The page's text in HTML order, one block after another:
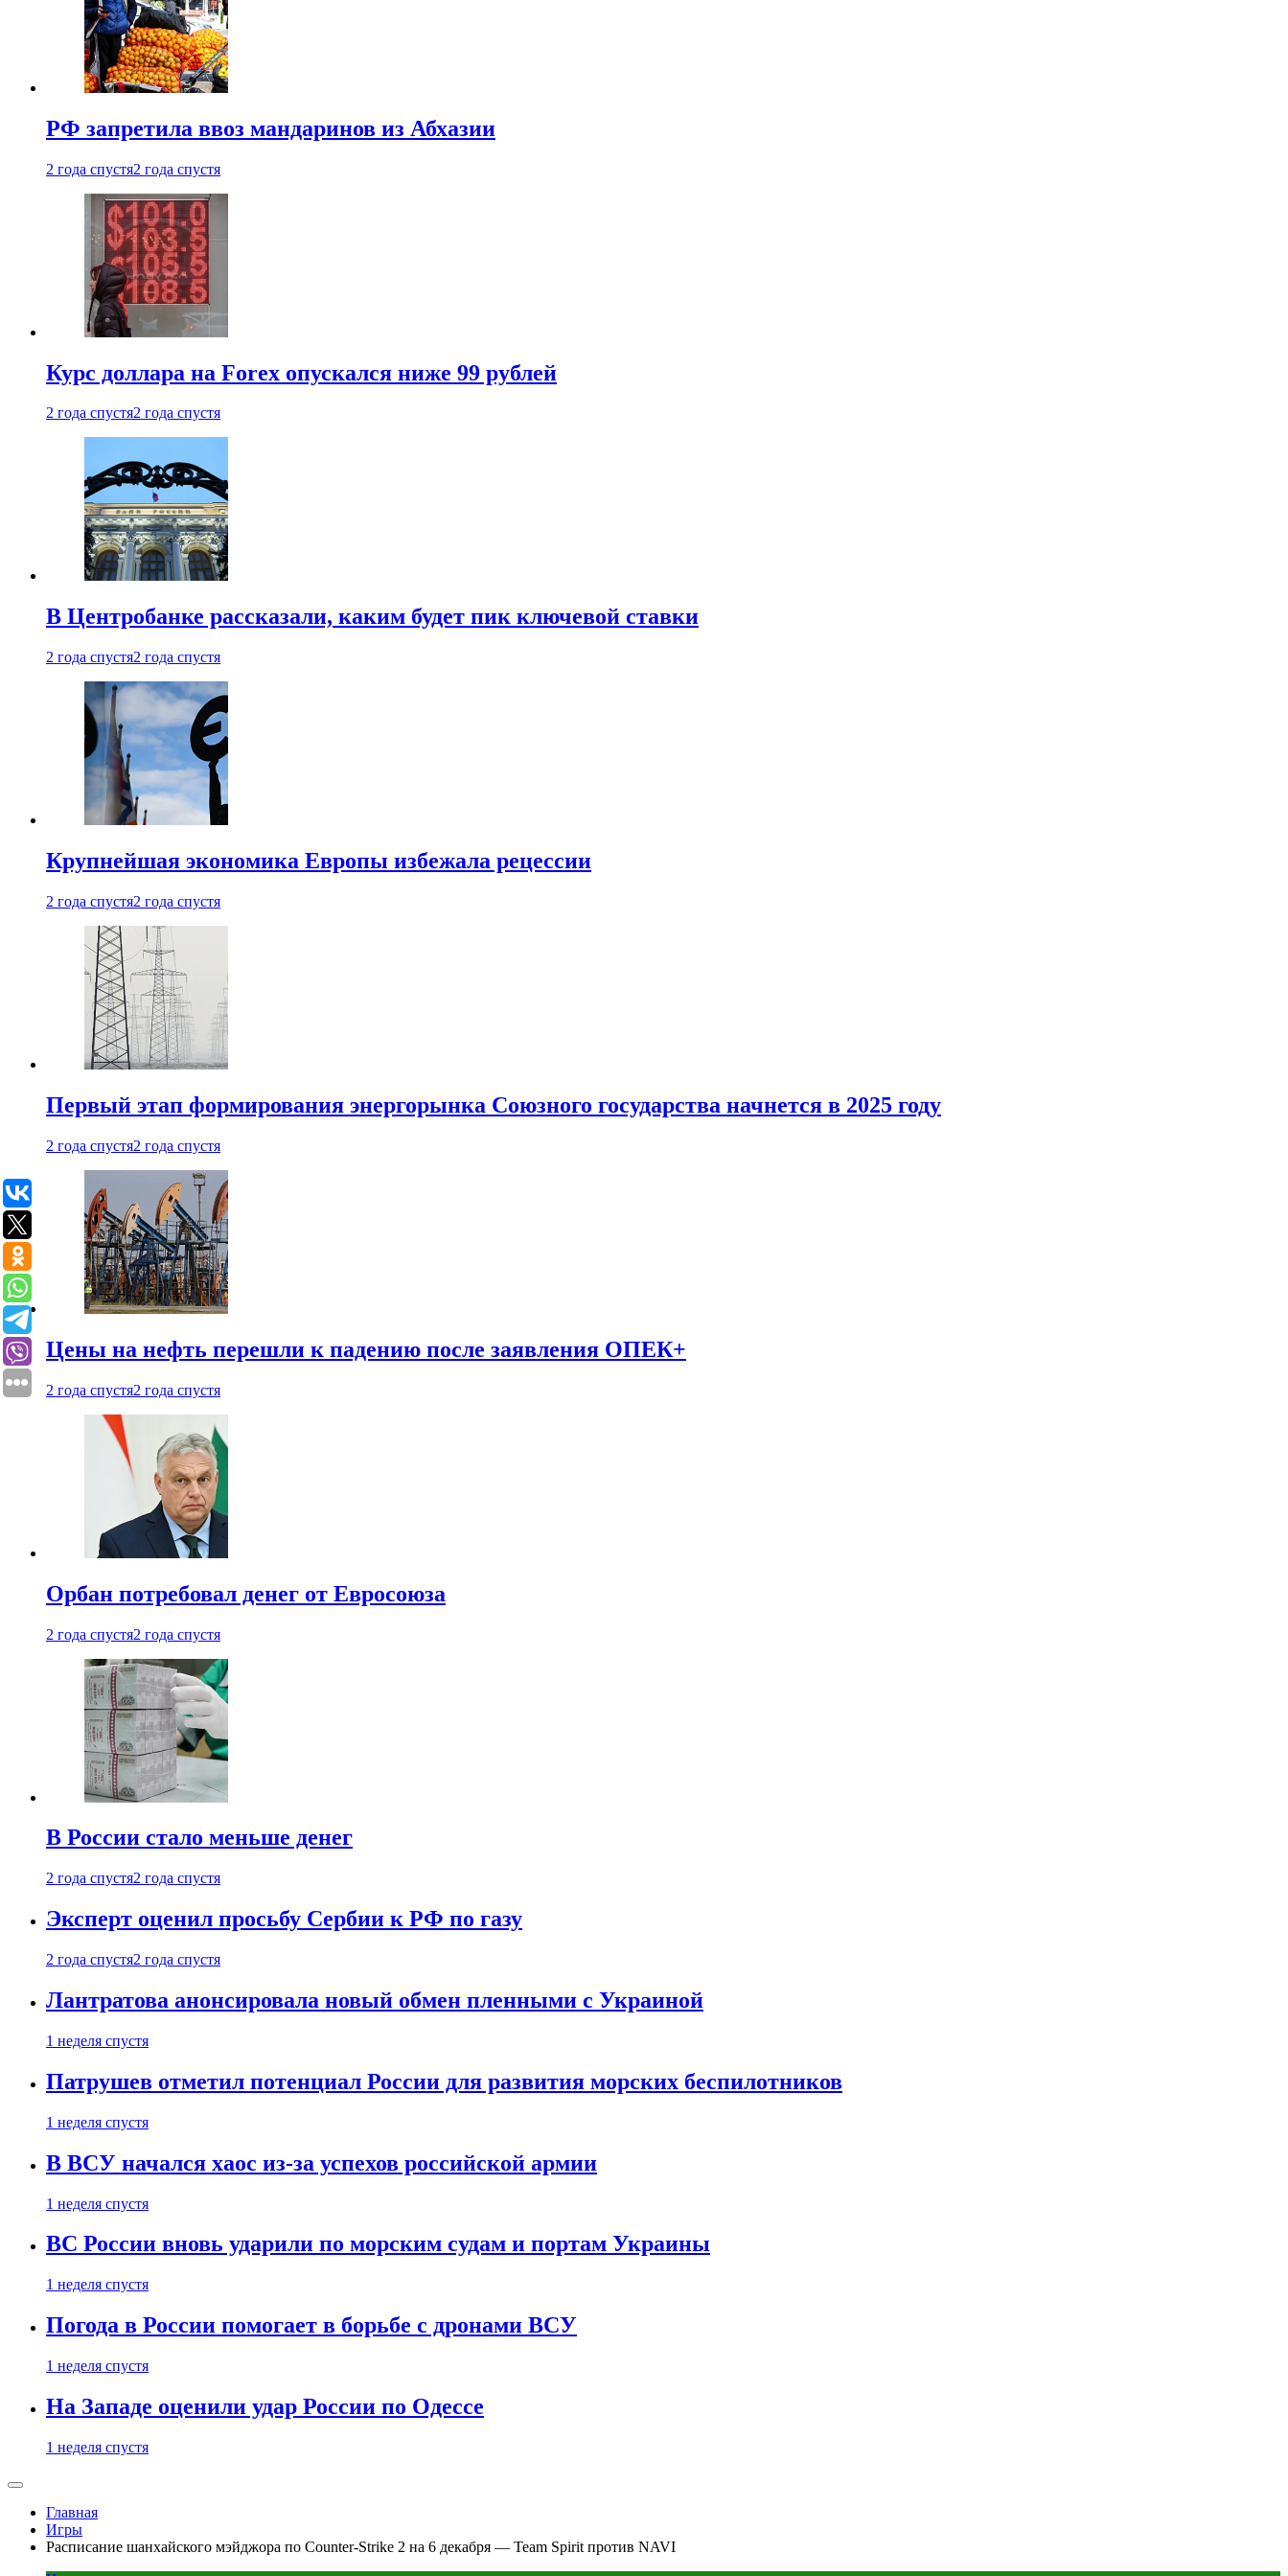
РФ запретила ввоз мандаринов из Абхазии
2 года спустя2 года спустя
Курс доллара на Forex опускался ниже 99 рублей
2 года спустя2 года спустя
В Центробанке рассказали, каким будет пик ключевой ставки
2 года спустя2 года спустя
Крупнейшая экономика Европы избежала рецессии
2 года спустя2 года спустя
Первый этап формирования энергорынка Союзного государства начнется в 2025 году
2 года спустя2 года спустя
Цены на нефть перешли к падению после заявления ОПЕК+
2 года спустя2 года спустя
Орбан потребовал денег от Евросоюза
2 года спустя2 года спустя
В России стало меньше денег
2 года спустя2 года спустя
Эксперт оценил просьбу Сербии к РФ по газу
2 года спустя2 года спустя
Лантратова анонсировала новый обмен пленными с Украиной
1 неделя спустя
Патрушев отметил потенциал России для развития морских беспилотников
1 неделя спустя
В ВСУ начался хаос из-за успехов российской армии
1 неделя спустя
ВС России вновь ударили по морским судам и портам Украины
1 неделя спустя
Погода в России помогает в борьбе с дронами ВСУ
1 неделя спустя
На Западе оценили удар России по Одессе
1 неделя спустя
Главная
Игры
Расписание шанхайского мэйджора по Counter-Strike 2 на 6 декабря — Team Spirit против NAVI